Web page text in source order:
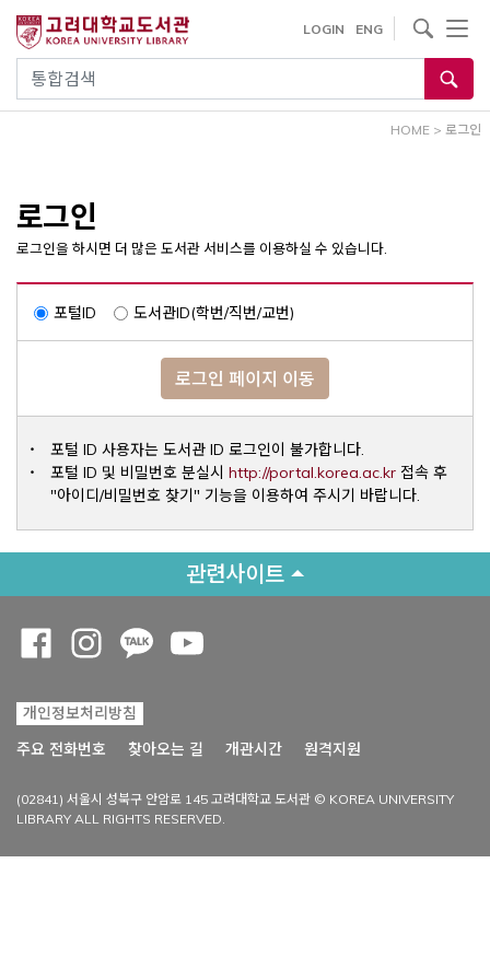
건
통합검색
LOGIN ENG
사이트내 검색
HOME > 로그인
로그인
로그인을 하시면 더 많은 도서관 서비스를 이용하실 수 있습니다.
포털ID 도서관ID(학번/직번/교번)
로그인 페이지 이동
포털 ID 사용자는 도서관 ID 로그인이 불가합니다.
포털 ID 및 비밀번호 분실시 http://portal.korea.ac.krOpens a
접속 후
"아이디/비밀번호 찾기" 기능을 이용하여 주시기 바랍니다.
관련사이트
개인정보처리방침
주요 전화번호
찾아오는 길 개관시간 원격지원
(02841) 서울시 성북구 안암로 145 고려대학교 도서관 © KOREA UNIVERSITY
LIBRARY ALL RIGHTS RESERVED.
Opens a new window
Opens a new window
Opens a new window